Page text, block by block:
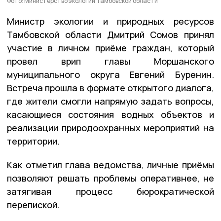
Министр экологии и природных ресурсов
Тамбовской области Дмитрий Сомов принял
участие в личном приёме граждан, который
провел врип главы Моршанского
муниципального округа Евгений Буренин.
Встреча прошла в формате открытого диалога,
где жители смогли напрямую задать вопросы,
касающиеся состояния водных объектов и
реализации природоохранных мероприятий на
территории.
Как отметил глава ведомства, личные приёмы
позволяют решать проблемы оперативнее, не
затягивая процесс бюрократической
перепиской.